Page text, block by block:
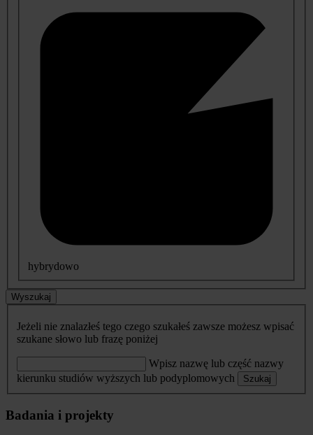
hybrydowo
Wyszukaj
Jeżeli nie znalazłeś tego czego szukałeś zawsze możesz wpisać
szukane słowo lub frazę poniżej
Wpisz nazwę lub część nazwy
kierunku studiów wyższych lub podyplomowych
Szukaj
Badania i projekty